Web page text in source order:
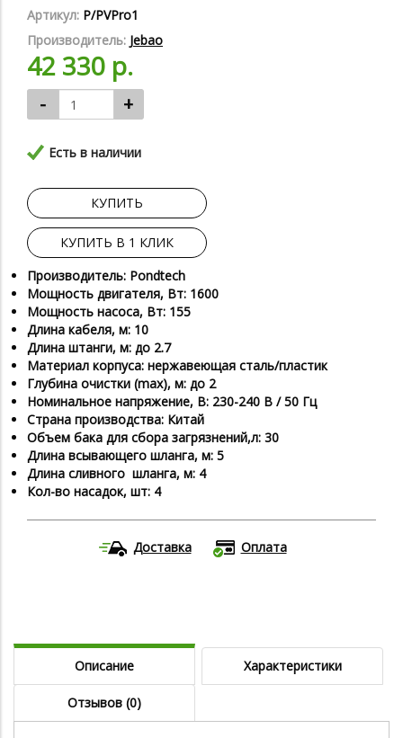
Артикул: P/PVPro1
Производитель: Jebao
42 330 р.
- +
Есть в наличии
КУПИТЬ
КУПИТЬ В 1 КЛИК
Производитель: Pondtech
Мощность двигателя, Вт: 1600
Мощность насоса, Вт: 155
Длина кабеля, м: 10
Длина штанги, м: до 2.7
Материал корпуса: нержавеющая сталь/пластик
Глубина очистки (max), м: до 2
Номинальное напряжение, В: 230-240 В / 50 Гц
Страна производства: Китай
Объем бака для сбора загрязнений,л: 30
Длина всывающего шланга, м: 5
Длина сливного шланга, м: 4
Кол-во насадок, шт: 4
Доставка Оплата
Описание Характеристики
Отзывов (0)